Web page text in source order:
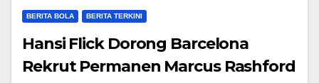
BERITA BOLA BERITA TERKINI
Hansi Flick Dorong Barcelona
Rekrut Permanen Marcus Rashford